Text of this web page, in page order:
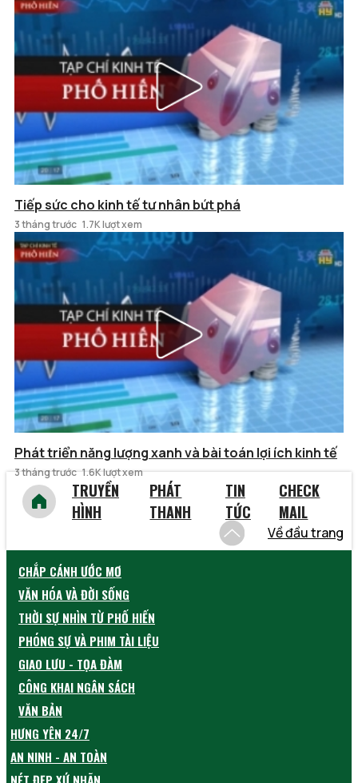
Tiếp sức cho kinh tế tư nhân bứt phá
3 tháng trước 1.7K lượt xem
Phát triển năng lượng xanh và bài toán lợi ích kinh tế
3 tháng trước 1.6K lượt xem
TRUYỀN
HÌNH
PHÁT
THANH
TIN
TỨC
CHECK
MAIL
Về đầu trang
CHẮP CÁNH ƯỚC MƠ
VĂN HÓA VÀ ĐỜI SỐNG
THỜI SỰ NHÌN TỪ PHỐ HIẾN
PHÓNG SỰ VÀ PHIM TÀI LIỆU
GIAO LƯU - TỌA ĐÀM
CÔNG KHAI NGÂN SÁCH
VĂN BẢN
HƯNG YÊN 24/7
AN NINH - AN TOÀN